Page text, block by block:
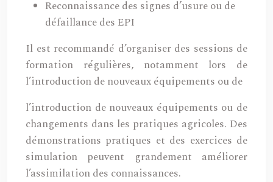
Reconnaissance des signes d’usure ou de
défaillance des EPI
Il est recommandé d’organiser des sessions de
formation régulières, notamment lors de
l’introduction de nouveaux équipements ou de
l’introduction de nouveaux équipements ou de
changements dans les pratiques agricoles. Des
démonstrations pratiques et des exercices de
simulation peuvent grandement améliorer
l’assimilation des connaissances.